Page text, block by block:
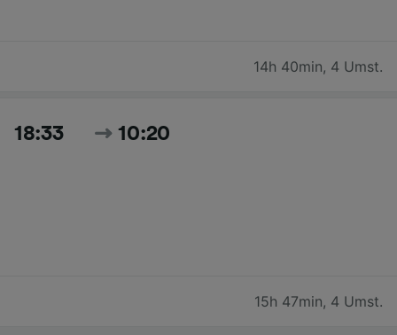
14h 40min, 4 Umst.
18:33 10:20
15h 47min, 4 Umst.